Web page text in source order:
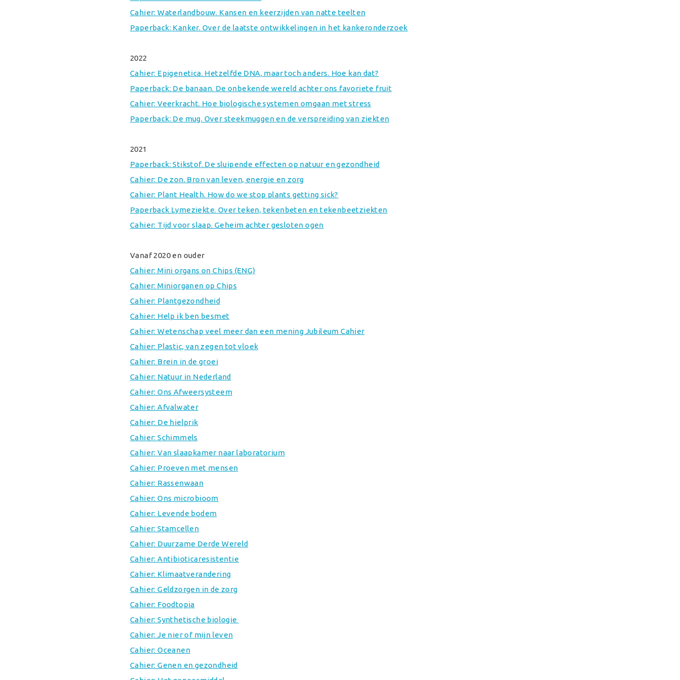
Cahier: Waterlandbouw. Kansen en keerzijden van natte teelten
Paperback: Kanker. Over de laatste ontwikkelingen in het kankeronderzoek
2022
Cahier: Epigenetica. Hetzelfde DNA, maar toch anders. Hoe kan dat?
Paperback: De banaan. De onbekende wereld achter ons favoriete fruit
Cahier: Veerkracht. Hoe biologische systemen omgaan met stress
Paperback: De mug. Over steekmuggen en de verspreiding van ziekten
2021
Paperback: Stikstof. De sluipende effecten op natuur en gezondheid
Cahier: De zon. Bron van leven, energie en zorg
Cahier: Plant Health. How do we stop plants getting sick?
Paperback Lymeziekte. Over teken, tekenbeten en tekenbeetziekten
Cahier: Tijd voor slaap. Geheim achter gesloten ogen
Vanaf 2020 en ouder
Cahier: Mini organs on Chips (ENG)
Cahier: Miniorganen op Chips
Cahier: Plantgezondheid
Cahier: Help ik ben besmet
Cahier: Wetenschap veel meer dan een mening Jubileum Cahier
Cahier: Plastic, van zegen tot vloek
Cahier: Brein in de groei
Cahier: Natuur in Nederland
Cahier: Ons Afweersysteem
Cahier: Afvalwater
Cahier: De hielprik
Cahier: Schimmels
Cahier: Van slaapkamer naar laboratorium
Cahier: Proeven met mensen
Cahier: Rassenwaan
Cahier: Ons microbioom
Cahier: Levende bodem
Cahier: Stamcellen
Cahier: Duurzame Derde Wereld
Cahier: Antibioticaresistentie
Cahier: Klimaatverandering
Cahier: Geldzorgen in de zorg
Cahier: Foodtopia
Cahier: Synthetische biologie
Cahier: Je nier of mijn leven
Cahier: Oceanen
Cahier: Genen en gezondheid